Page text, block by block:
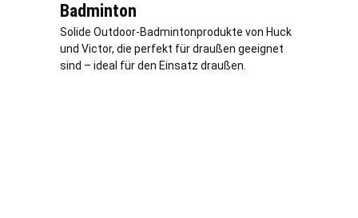
Badminton
Solide Outdoor-Badmintonprodukte von Huck
und Victor, die perfekt für draußen geeignet
sind – ideal für den Einsatz draußen.